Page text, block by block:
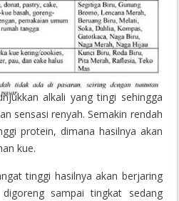
alkali yang tingi sehingga
sensasi renyah. Semakin rendah
protein, dimana hasilnya akan
kue.
tinggi hasilnya akan berjaring
sampai tingkat sedang